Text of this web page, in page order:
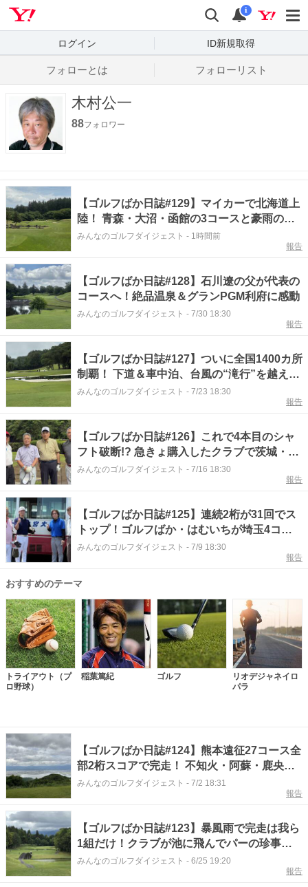
検索
通知
i
ログイン ID新規取得
フォローとは フォローリスト
木村公一
88フォロワー
【ゴルフばか日誌#129】マイカーで北海道上
陸！ 青森・大沼・函館の3コースと豪雨の洗
礼
みんなのゴルフダイジェスト - 1時間前
報告
【ゴルフばか日誌#128】石川遼の父が代表の
コースへ！絶品温泉＆グランPGM利府に感動
みんなのゴルフダイジェスト - 7/30 18:30
報告
【ゴルフばか日誌#127】ついに全国1400カ所
制覇！ 下道＆車中泊、台風の“滝行”を越え名
古屋の美酒へ
みんなのゴルフダイジェスト - 7/23 18:30
報告
【ゴルフばか日誌#126】これで4本目のシャ
フト破断!? 急きょ購入したクラブで茨城・埼
玉の4コースへ
みんなのゴルフダイジェスト - 7/16 18:30
報告
【ゴルフばか日誌#125】連続2桁が31回でス
トップ！ゴルフばか・はむいちが埼玉4コー
スで味わった天国と地獄
みんなのゴルフダイジェスト - 7/9 18:30
報告
おすすめのテーマ
トライアウト（プ
ロ野球）
稲葉篤紀 ゴルフ
リオデジャネイロ
パラ
【ゴルフばか日誌#124】熊本遠征27コース全
部2桁スコアで完走！ 不知火・阿蘇・鹿央を
巡る車中泊旅
みんなのゴルフダイジェスト - 7/2 18:31
報告
【ゴルフばか日誌#123】暴風雨で完走は我ら
1組だけ！クラブが池に飛んでパーの珍事も
飛び出した熊本・車中泊ゴルフの旅
みんなのゴルフダイジェスト - 6/25 19:20
報告